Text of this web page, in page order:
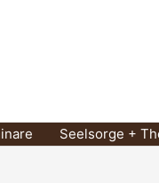
Seelsorge +